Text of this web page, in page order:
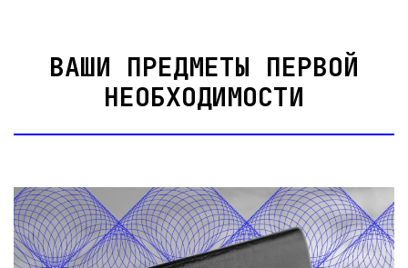
ВАШИ ПРЕДМЕТЫ ПЕРВОЙ
НЕОБХОДИМОСТИ